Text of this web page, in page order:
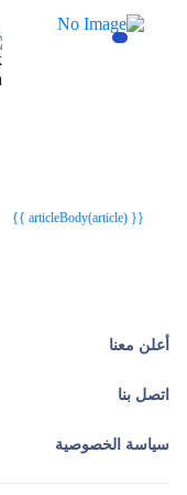
{{ articleBody(article) }}
أعلن معنا
اتصل بنا
سياسة الخصوصية